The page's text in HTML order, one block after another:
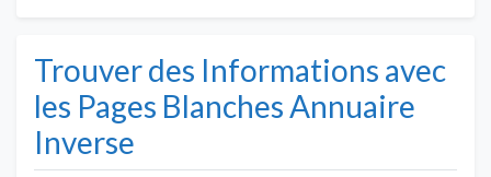
Trouver des Informations avec
les Pages Blanches Annuaire
Inverse